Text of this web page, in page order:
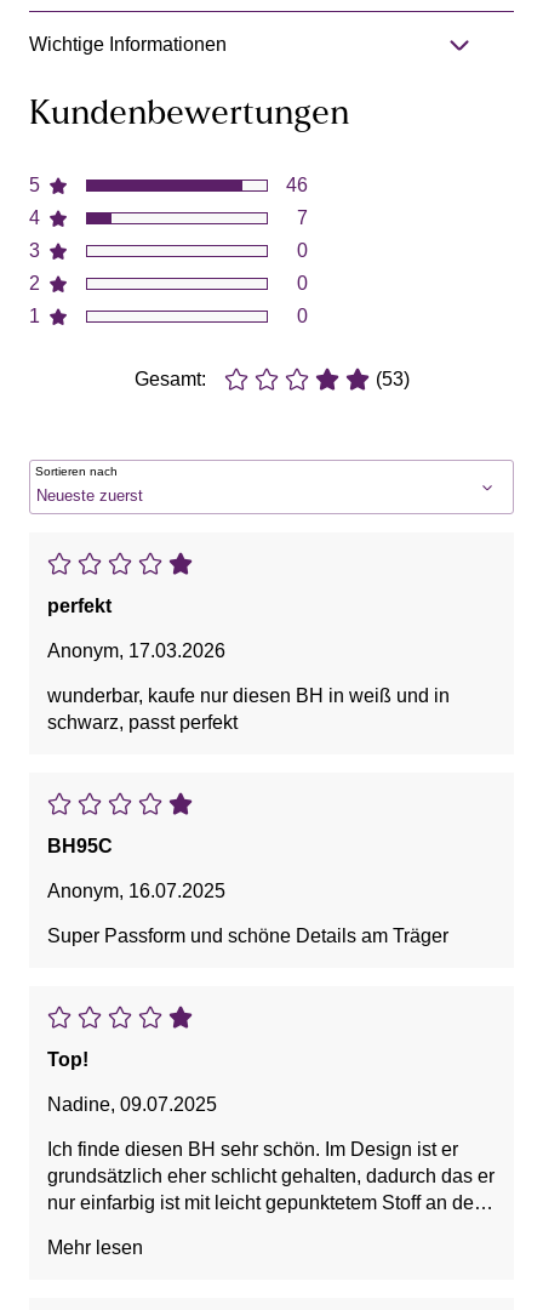
Wichtige Informationen
Kundenbewertungen
5
4
3
2
1
46
7
0
0
0
Gesamt: (53)
Sortieren nach
perfekt
Anonym, 17.03.2026
wunderbar, kaufe nur diesen BH in weiß und in
schwarz, passt perfekt
BH95C
Anonym, 16.07.2025
Super Passform und schöne Details am Träger
Top!
Nadine, 09.07.2025
Ich finde diesen BH sehr schön. Im Design ist er
grundsätzlich eher schlicht gehalten, dadurch das er
nur einfarbig ist mit leicht gepunktetem Stoff an den
Blumen aufgenäht. Er sieht aus wie auf den Bildern
Mehr lesen